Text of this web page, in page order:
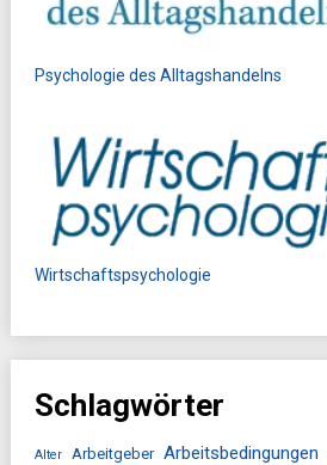
Psychologie des Alltagshandelns
Wirtschaftspsychologie
Schlagwörter
Alter Arbeitgeber Arbeitsbedingungen